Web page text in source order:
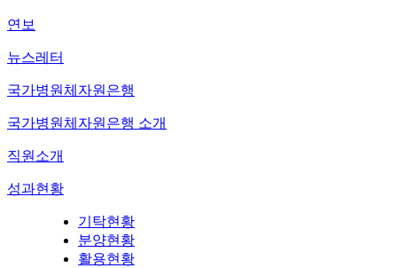
연보
뉴스레터
국가병원체자원은행
국가병원체자원은행 소개
직원소개
성과현황
기탁현황
분양현황
활용현황